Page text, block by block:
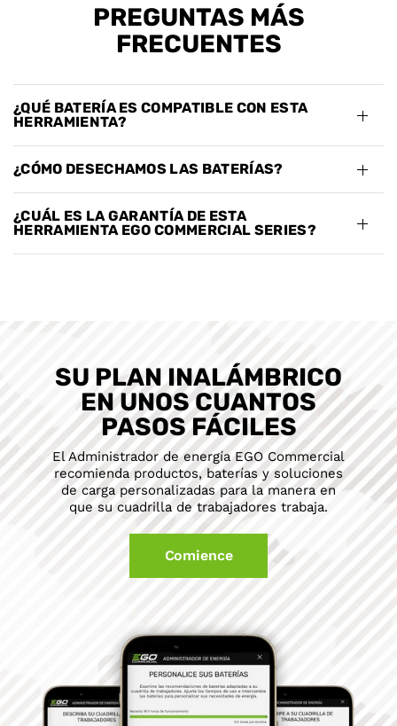
PREGUNTAS MÁS
FRECUENTES
¿QUÉ BATERÍA ES COMPATIBLE CON ESTA
HERRAMIENTA?
¿CÓMO DESECHAMOS LAS BATERÍAS?
¿CUÁL ES LA GARANTÍA DE ESTA
HERRAMIENTA EGO COMMERCIAL SERIES?
SU PLAN INALÁMBRICO
EN UNOS CUANTOS
PASOS FÁCILES
El Administrador de energía EGO Commercial
recomienda productos, baterías y soluciones
de carga personalizadas para la manera en
que su cuadrilla de trabajadores trabaja.
Comience